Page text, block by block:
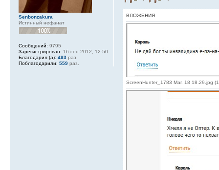
ВЛОЖЕНИЯ
ScreenHunter_1783 Mar. 18 18.29.jpg
Senbonzakura
Истинный нефанат
Сообщений: 9795
Зарегистрирован: 16 сен 2012, 12:50
Благодарил (а): 493 раз.
Поблагодарили: 559 раз.